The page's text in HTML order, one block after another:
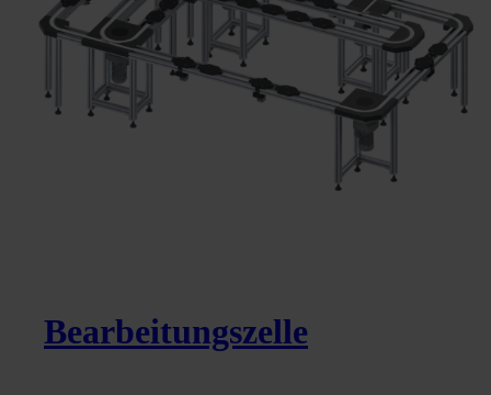
Bearbeitungszelle